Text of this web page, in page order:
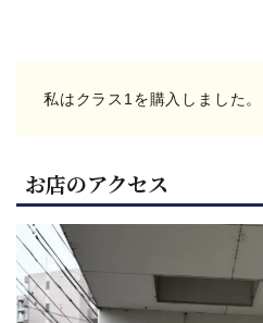
私はクラス1を購入しました。
お店のアクセス